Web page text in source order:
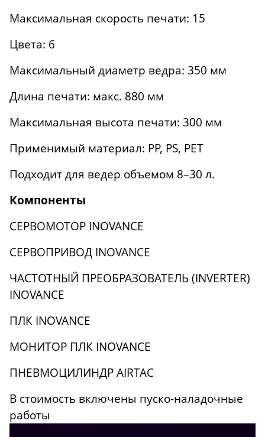
Максимальная скорость печати: 15
Цвета: 6
Максимальный диаметр ведра: 350 мм
Длина печати: макс. 880 мм
Максимальная высота печати: 300 мм
Применимый материал: PP, PS, PET
Подходит для ведер объемом 8–30 л.
Компоненты
СЕРВОМОТОР INOVANCE
СЕРВОПРИВОД INOVANCE
ЧАСТОТНЫЙ ПРЕОБРАЗОВАТЕЛЬ (INVERTER)
INOVANCE
ПЛК INOVANCE
МОНИТОР ПЛК INOVANCE
ПНЕВМОЦИЛИНДР AIRTAC
В стоимость включены пуско-наладочные
работы